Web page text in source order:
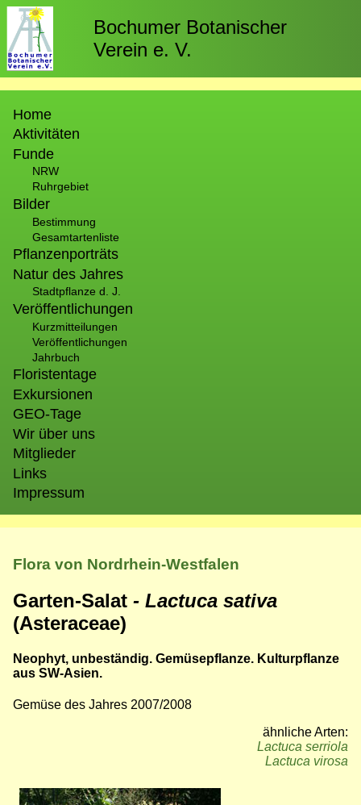
Direkt
zum
Inhalt
Bochumer Botanischer
Verein e. V.
Home
Aktivitäten
Funde
NRW
Ruhrgebiet
Bilder
Bestimmung
Gesamtartenliste
Pflanzenporträts
Natur des Jahres
Stadtpflanze d. J.
Veröffentlichungen
Kurzmitteilungen
Veröffentlichungen
Jahrbuch
Floristentage
Exkursionen
GEO-Tage
Wir über uns
Mitglieder
Links
Impressum
Flora von Nordrhein-Westfalen
Garten-Salat - Lactuca sativa
(Asteraceae)
Neophyt, unbeständig. Gemüsepflanze. Kulturpflanze
aus SW-Asien.
Gemüse des Jahres 2007/2008
ähnliche Arten:
Lactuca serriola
Lactuca virosa
Bild